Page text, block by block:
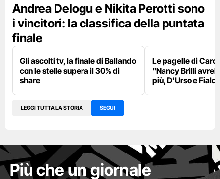
Andrea Delogu e Nikita Perotti sono
i vincitori: la classifica della puntata
finale
Gli ascolti tv, la finale di Ballando
con le stelle supera il 30% di
share
Le pagelle di
"Nancy Brilli
più, D'Urso e
LEGGI TUTTA LA STORIA SEGUI
Più che un giornale